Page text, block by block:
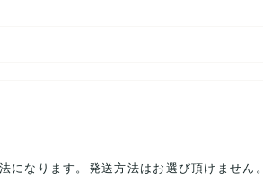
なります。発送方法はお選び頂けません。